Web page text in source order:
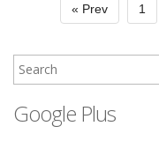
« Prev 1
Google Plus